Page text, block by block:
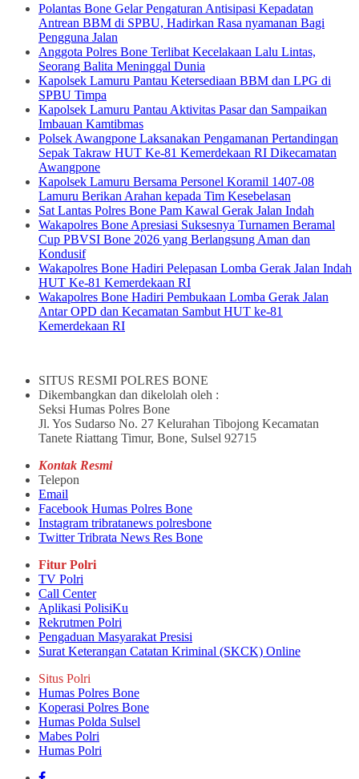
Polantas Bone Gelar Pengaturan Antisipasi Kepadatan
Antrean BBM di SPBU, Hadirkan Rasa nyamanan Bagi
Pengguna Jalan
Anggota Polres Bone Terlibat Kecelakaan Lalu Lintas,
Seorang Balita Meninggal Dunia
Kapolsek Lamuru Pantau Ketersediaan BBM dan LPG di
SPBU Timpa
Kapolsek Lamuru Pantau Aktivitas Pasar dan Sampaikan
Imbauan Kamtibmas
Polsek Awangpone Laksanakan Pengamanan Pertandingan
Sepak Takraw HUT Ke-81 Kemerdekaan RI Dikecamatan
Awangpone
Kapolsek Lamuru Bersama Personel Koramil 1407-08
Lamuru Berikan Arahan kepada Tim Kesebelasan
Sat Lantas Polres Bone Pam Kawal Gerak Jalan Indah
Wakapolres Bone Apresiasi Suksesnya Turnamen Beramal
Cup PBVSI Bone 2026 yang Berlangsung Aman dan
Kondusif
Wakapolres Bone Hadiri Pelepasan Lomba Gerak Jalan Indah
HUT Ke-81 Kemerdekaan RI
Wakapolres Bone Hadiri Pembukaan Lomba Gerak Jalan
Antar OPD dan Kecamatan Sambut HUT ke-81
Kemerdekaan RI
SITUS RESMI POLRES BONE
Dikembangkan dan dikelolah oleh :
Seksi Humas Polres Bone
Jl. Yos Sudarso No. 27 Kelurahan Tibojong Kecamatan
Tanete Riattang Timur, Bone, Sulsel 92715
Kontak Resmi
Telepon
Email
Facebook Humas Polres Bone
Instagram tribratanews polresbone
Twitter Tribrata News Res Bone
Fitur Polri
TV Polri
Call Center
Aplikasi PolisiKu
Rekrutmen Polri
Pengaduan Masyarakat Presisi
Surat Keterangan Catatan Kriminal (SKCK) Online
Situs Polri
Humas Polres Bone
Koperasi Polres Bone
Humas Polda Sulsel
Mabes Polri
Humas Polri